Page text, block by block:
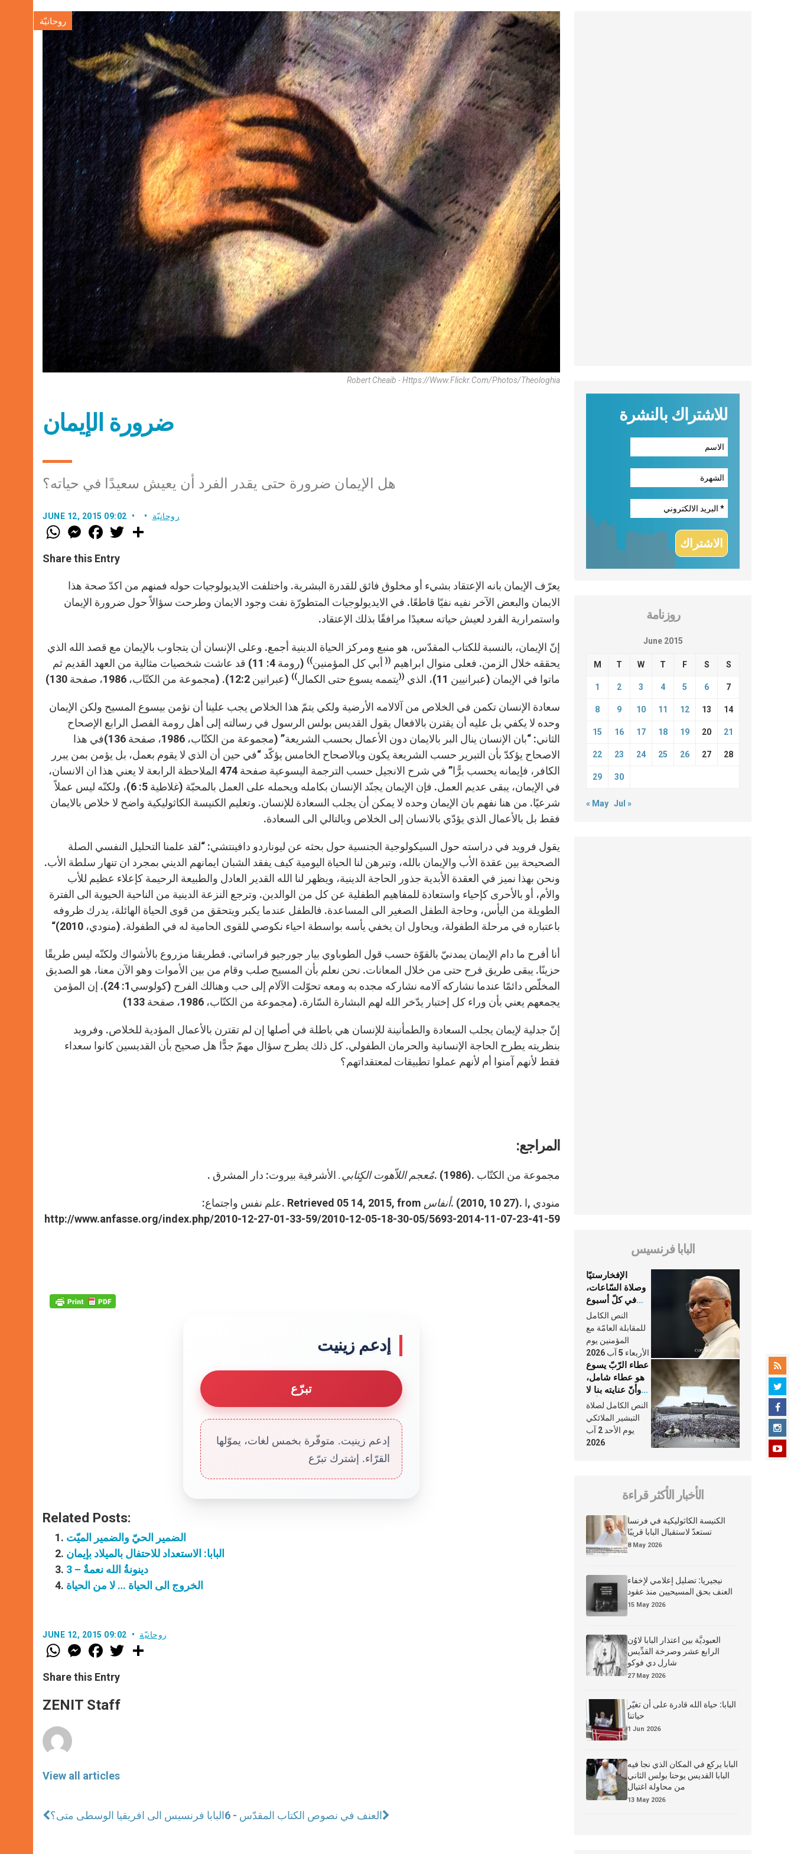
روحانيّة
Robert Cheaib - Https://www.flickr.com/photos/theologhia
ضرورة الإيمان
هل الإيمان ضرورة حتى يقدر الفرد أن يعيش سعيدًا في حياته؟
JUNE 12, 2015 09:02 روحانيّة
W
h
t
s
M
e
s
e
g
e
r
F
a
e
b
o
k
w
r
Share this Entry
يعرّف الإيمان بانه الإعتقاد بشيء أو مخلوق فائق للقدرة البشرية. واختلفت الايديولوجيات حوله فمنهم من اكدّ صحة هذا
الايمان والبعض الآخر نفيه نفيًا قاطعًا. في الايديولوجيات المتطورّة نفت وجود الايمان وطرحت سؤالاً حول ضرورة الإيمان
واستمرارية الفرد لعيش حياته سعيدًا مرافقًا بذلك الإعتقاد.
إنّ الإيمان، بالنسبة للكتاب المقدّس، هو منبع ومركز الحياة الدينية أجمع. وعلى الإنسان أن يتجاوب بالإيمان مع قصد الله الذي
يحققه خلال الزمن. فعلى منوال ابراهيم (( أبي كل المؤمنين))
(رومة 4: 11) قد عاشت شخصيات مثالية من العهد القديم ثم
ماتوا في الإيمان (عبرانيين 11)، الذي
((يتممه يسوع حتى الكمال)) (عبرانين 12:2). (مجموعة من الكتّاب، 1986، صفحة 130)
سعادة الإنسان تكمن في الخلاص من آلالامه الأرضية ولكي يتمّ هذا الخلاص يجب علينا أن نؤمن بيسوع المسيح ولكن الإيمان
وحده لا يكفي بل عليه أن يقترن بالافعال يقول القديس بولس الرسول في رسالته إلى أهل رومة الفصل الرابع الإصحاح
الثاني: “بان الإنسان ينال البر بالايمان دون الأعمال بحسب الشريعة” (مجموعة من الكتّاب، 1986، صفحة 136)في هذا
الاصحاح يؤكدّ بأن التبرير حسب الشريعة يكون وبالاصحاح الخامس يؤكّد “في حين أن الذي لا يقوم بعمل، بل يؤمن بمن يبرر
الكافر، فإيمانه يحسب برًّا” في شرح الانجيل حسب الترجمة اليسوعية صفحة 474 الملاحظة الرابعة لا يعني هذا ان الانسان،
في الإيمان، يبقى عديم العمل. فإن الإيمان يجنّد الإنسان بكامله ويحمله على العمل بالمحبّة (غلاطية 5: 6)، ولكنّه ليس عملاً
شرعيًا. من هنا نفهم بان الإيمان وحده لا يمكن أن يجلب السعادة للإنسان. وتعليم الكنيسة الكاثوليكية واضح لا خلاص بالايمان
فقط بل بالأعمال الذي يؤدّي بالانسان إلى الخلاص وبالتالي الى السعادة.
يقول فرويد في دراسته حول السيكولوجية الجنسية حول بحثه عن ليوناردو دافينتشي: “لقد علمنا التحليل النفسي الصلة
الصحيحة بين عقدة الأب والإيمان بالله، وتبرهن لنا الحياة اليومية كيف يفقد الشبان ايمانهم الديني بمجرد ان تنهار سلطة الأب.
ونحن بهذا نميز في العقدة الأبدية جذور الحاجة الدينية، ويظهر لنا الله القدير العادل والطبيعة الرحيمة كإعلاء عظيم للأب
والأم، أو بالأحرى كإحياء واستعادة للمفاهيم الطفلية عن كل من الوالدين. وترجع النزعة الدينية من الناحية الحيوية الى الفترة
الطويلة من اليأس، وحاجة الطفل الصغير الى المساعدة. فالطفل عندما يكبر ويتحقق من قوى الحياة الهائلة، يدرك ظروفه
باعتباره في مرحلة الطفولة، ويحاول ان يخفي يأسه بواسطة احياء نكوصي للقوى الحامية له في الطفولة. (منودي، 2010) “
أنا أفرح ما دام الإيمان يمدنيّ بالقوّة حسب قول الطوباوي بيار جورجيو فراساتي. فطريقنا مزروع بالأشواك ولكنّه ليس طريقًا
حزينًا. يبقى طريق فرح حتى من خلال المعانات. نحن نعلم بأن المسيح صلب وقام من بين الأموات وهو الآن معنا، هو الصديق
المخلّص دائمًا عندما نشاركه آلامه نشاركه مجده به ومعه تحوّلت الآلام إلى حب وهنالك الفرح (كولوسي1: 24). إن المؤمن
يجمعهم يعني بأن وراء كل إختبار يدّخر الله لهم البشارة السّارة. (مجموعة من الكتّاب، 1986، صفحة 133)
إنّ جدلية لإيمان يجلب السعادة والطمأنينة للإنسان هي باطلة في أصلها إن لم تقترن بالأعمال المؤدية للخلاص. وفرويد
بنظريته يطرح الحاجة الإنسانية والحرمان الطفولي. كل ذلك يطرح سؤال مهمّ جدًّا هل صحيح بأن القديسين كانوا سعداء
فقط لأنهم آمنوا أم لأنهم عملوا تطبيقات لمعتقداتهم؟
المراجع:
مجموعة من الكتّاب . (1986).مُعجم اللاّهوت الكٍتابي. الأشرفية بيروت: دار المشرق .
منودي ,ا . (2010, 10 27).أنفاس . Retrieved 05 14, 2015, fromعلم نفس واجتماع:
http://www.anfasse.org/index.php/2010-12-27-01-33-59/2010-12-05-18-30-05/5693-2014-11-07-23-41-59
إدعم زينيت
تبرّع
إدعم زينيت. متوفّرة بخمس لغات، يموّلها
القرّاء. إشترك تبرّع
Related Posts:
الضمير الحيّ والضمير الميّت
البابا: الاستعداد للاحتفال بالميلاد بإيمان
دينونةُ الله نعمةٌ – 3
الخروج الى الحياة … لا من الحياة
JUNE 12, 2015 09:02 روحانيّة
W
h
t
s
p
p
M
e
s
e
g
e
F
a
e
b
o
k
w
Share this Entry
ZENIT Staff
View all articles
البابا فرنسيس الى افريقيا الوسطى متى؟ العنف في نصوص الكتاب المقدّس - 6
للاشتراك بالنشرة
روزنامة
June 2015
M T W T F S S
1 2 3 4 5 6 7
8 9 10 11 12 13 14
15 16 17 18 19 20 21
22 23 24 25 26 27 28
29 30
« May Jul »
البابا فرنسيس
الإفخارستيّا
وصلاة السّاعات،
في كلّ أسبوع
وكلّ يوم، هما
النَّفَس في حياة
الكنيسة
النص الكامل
للمقابلة العامّة مع
المؤمنين يوم
الأربعاء 5 آب 2026
عطاء الرّبّ يسوع
هو عطاء شامل،
وأنّ عنايته بنا لا
تغيب عنّا أبدًا
النص الكامل لصلاة
التبشير الملائكي
يوم الأحد 2 آب
2026
الأخبار الأكثر قراءة
الكنيسة الكاثوليكية في فرنسا
تستعدّ لاستقبال البابا قريبًا
8 May 2026
نيجيريا: تضليل إعلامي لإخفاء
العنف بحق المسيحيين منذ عقود
15 May 2026
العبوديَّة بين اعتذار البابا لاوُن
الرابع عشر وصرخة القدِّيس
شارل دي فوكو
27 May 2026
البابا: حياة الله قادرة على أن تغيّر
حياتنا
1 Jun 2026
البابا يركع في المكان الذي نجا فيه
البابا القديس يوحنا بولس الثاني
من محاولة اغتيال
13 May 2026